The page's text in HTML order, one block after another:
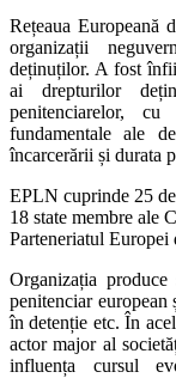
Rețeaua Europeană
organizații
deținuților. A fost
ai drepturilor
penitenciarelor,
fundamentale ale
încarcerării și durata
EPLN cuprinde 25
18 state membre ale
Parteneriatul Europei
Organizația
penitenciar
în detenție etc. În
actor major al
influența cursul